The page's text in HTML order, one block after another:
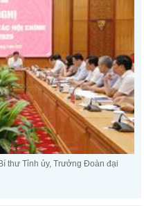
thư Tỉnh ủy, Trưởng Đoàn đại